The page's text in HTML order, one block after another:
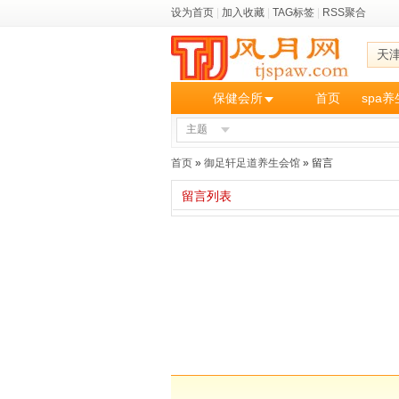
设为首页 加入收藏 TAG标签 RSS聚合
天
保健会所 首页 spa养
主题
首页 » 御足轩足道养生会馆 » 留言
留言列表